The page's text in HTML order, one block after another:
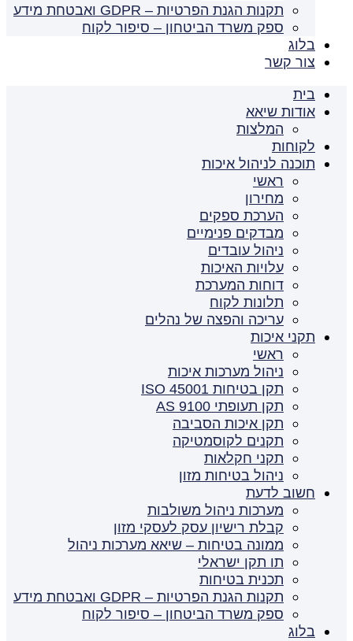
תקנות הגנת הפרטיות – GDPR ואבטחת מידע
ספק משרד הביטחון – סיפור לקוח
בלוג
צור קשר
בית
אודות שיאא
המלצות
לקוחות
תוכנה לניהול איכות
ראשי
מחירון
הערכת ספקים
מבדקים פנימיים
ניהול עובדים
עלויות האיכות
דוחות המערכת
תלונות לקוח
עריכה והפצה של נהלים
תקני איכות
ראשי
ניהול מערכות איכות
תקן בטיחות ISO 45001
תקן תעופתי AS 9100
תקן איכות הסביבה
תקנים לקוסמטיקה
תקני חקלאות
ניהול בטיחות מזון
חשוב לדעת
מערכות ניהול משולבות
קבלת רישיון עסק לעסקי מזון
ממונה בטיחות – שיאא מערכות ניהול
תו תקן ישראלי
תכנית בטיחות
תקנות הגנת הפרטיות – GDPR ואבטחת מידע
ספק משרד הביטחון – סיפור לקוח
בלוג